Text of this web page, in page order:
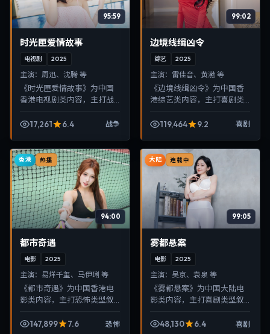
95:59
时光匣爱情故事
电视剧 2025
主演： 周迅、沈腾 等
《时光匣爱情故事》为中国
香港电视剧类内容，主打战
面清晰，适合移动端与电视
17,261 6.4 战争
99:02
边境线缉凶令
综艺 2025
主演： 雷佳音、黄渤 等
《边境线缉凶令》为中国香
港综艺类内容，主打喜剧类
晰，适合移动端与电视端随
119,464 9.2 喜剧
香港 热播
94:00
都市奇遇
电影 2025
主演： 易烊千玺、马伊琍 等
《都市奇遇》为中国香港电
影类内容，主打恐怖类型叙
适合移动端与电视端随时在
147,899 7.6 恐怖
大陆 连载中
99:05
雾都悬案
电影 2025
主演： 吴京、袁泉 等
《雾都悬案》为中国大陆电
影类内容，主打喜剧类型叙
适合移动端与电视端随时在
48,130 6.4 喜剧